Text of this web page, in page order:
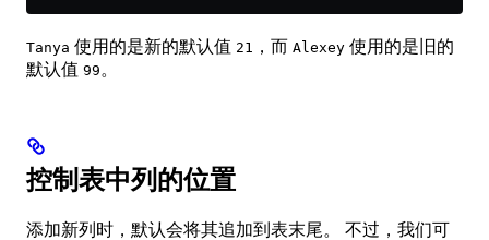
Tanya 使用的是新的默认值 21 ，而 Alexey 使用的是旧的
默认值 99 。
控制表中列的位置
添加新列时，默认会将其追加到表末尾。 不过，我们可